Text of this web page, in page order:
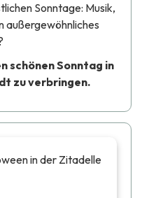
Sonntage: Musik,
außergewöhnliches
schönen Sonntag in
zu verbringen.